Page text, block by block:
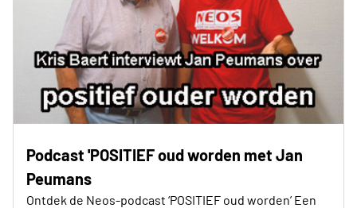
Podcast 'POSITIEF oud worden met Jan
Peumans
Ontdek de Neos-podcast ‘POSITIEF oud worden’ Een